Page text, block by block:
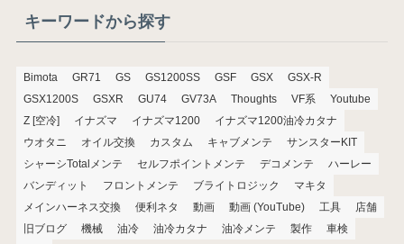
ブキーワードから探す
Bimota GR71 GS GS1200SS GSF GSX
GSX-R
GSX1200S
GSXR GU74 GV73A Thoughts VF系
Youtube
Z [空冷]
イナズマ イナズマ1200
イナズマ1200油冷カタナ
ウオタニ
オイル交換 カスタム キャブメンテ
サンスターKIT
シャーシTotalメンテ
セルフポイントメンテ デコメンテ
ハーレー
バンディット
フロントメンテ ブライトロジック
マキタ
メインハーネス交換
便利ネタ 動画 動画 (YouTube) 工具
店舗
旧ブログ
機械 油冷 油冷カタナ 油冷メンテ 製作 車検